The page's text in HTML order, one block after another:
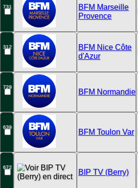
731
BFM Marseille
Provence
312
BFM Nice Côte
d'Azur
729
BFM Normandie
639
BFM Toulon Var
672
BIP TV (Berry)